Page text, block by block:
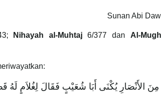
Sunan Abi
Nihayah al-Muhtaj6/377 dan Al-
الأَنْصَارِ يُكْنَى أَبَا شُعَيْبٍ فَقَالَ لِغُلاَمٍ